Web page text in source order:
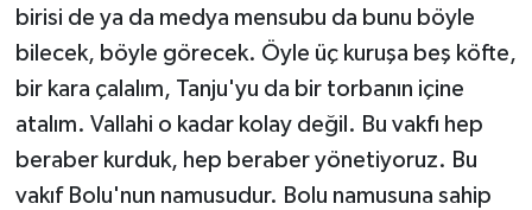
birisi de ya da medya mensubu da bunu böyle
bilecek, böyle görecek. Öyle üç kuruşa beş köfte,
bir kara çalalım, Tanju'yu da bir torbanın içine
atalım. Vallahi o kadar kolay değil. Bu vakfı hep
beraber kurduk, hep beraber yönetiyoruz. Bu
vakıf Bolu'nun namusudur. Bolu namusuna sahip